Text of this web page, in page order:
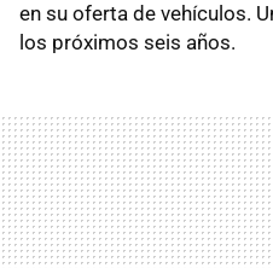
en su oferta de vehículos.
los próximos seis años.